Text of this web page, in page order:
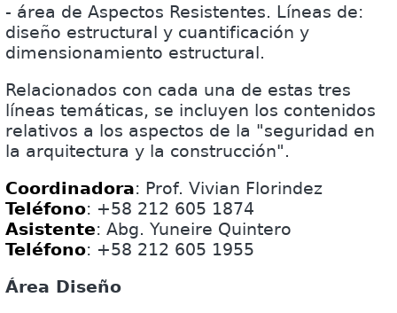
- área de Aspectos Resistentes. Líneas de:
diseño estructural y cuantificación y
dimensionamiento estructural.
Relacionados con cada una de estas tres
líneas temáticas, se incluyen los contenidos
relativos a los aspectos de la "seguridad en
la arquitectura y la construcción".
Coordinadora: Prof. Vivian Florindez
Teléfono: +58 212 605 1874
Asistente: Abg. Yuneire Quintero
Teléfono: +58 212 605 1955
Área Diseño